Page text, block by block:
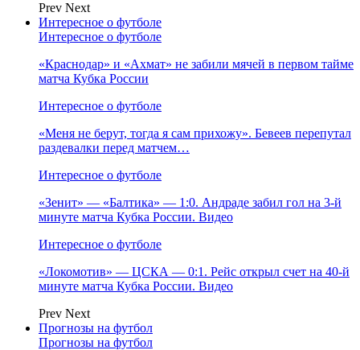
Prev Next
Интересное о футболе
Интересное о футболе
«Краснодар» и «Ахмат» не забили мячей в первом тайме
матча Кубка России
Интересное о футболе
«Меня не берут, тогда я сам прихожу». Бевеев перепутал
раздевалки перед матчем…
Интересное о футболе
«Зенит» — «Балтика» — 1:0. Андраде забил гол на 3‑й
минуте матча Кубка России. Видео
Интересное о футболе
«Локомотив» — ЦСКА — 0:1. Рейс открыл счет на 40‑й
минуте матча Кубка России. Видео
Prev Next
Прогнозы на футбол
Прогнозы на футбол